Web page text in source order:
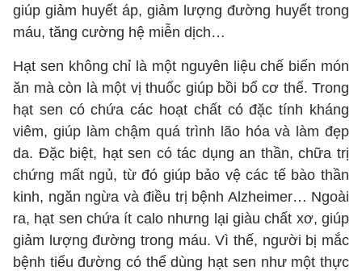
giúp giảm huyết áp, giảm lượng đường huyết trong
máu, tăng cường hệ miễn dịch…
Hạt sen không chỉ là một nguyên liệu chế biến món
ăn mà còn là một vị thuốc giúp bồi bổ cơ thể. Trong
hạt sen có chứa các hoạt chất có đặc tính kháng
viêm, giúp làm chậm quá trình lão hóa và làm đẹp
da. Đặc biệt, hạt sen có tác dụng an thần, chữa trị
chứng mất ngủ, từ đó giúp bảo vệ các tế bào thần
kinh, ngăn ngừa và điều trị bệnh Alzheimer… Ngoài
ra, hạt sen chứa ít calo nhưng lại giàu chất xơ, giúp
giảm lượng đường trong máu. Vì thế, người bị mắc
bệnh tiểu đường có thể dùng hạt sen như một thực